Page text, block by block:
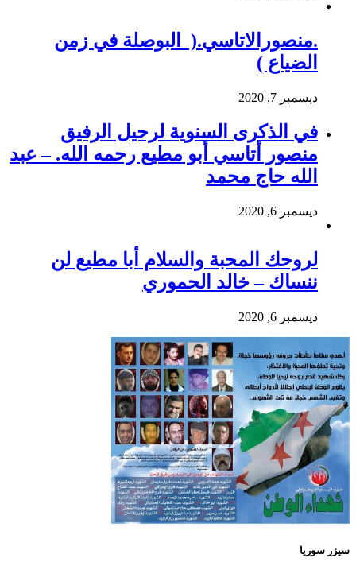
.منصورالاتاسي.( البوصلة في زمن
الضياع )
ديسمبر 7, 2020
في الذكرى السنوية لرحيل الرفيق
منصور أتاسي أبو مطيع رحمه الله. – عبد
الله حاج محمد
ديسمبر 6, 2020
لروحك المحبة والسلام أبا مطيع لن
ننساك – خالد الحموري
ديسمبر 6, 2020
سيزر سوريا